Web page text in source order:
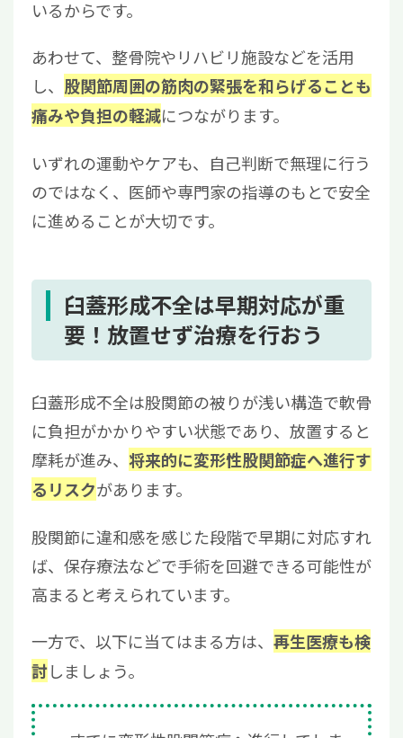
いるからです。
あわせて、整骨院やリハビリ施設などを活用
し、 股関節周囲の筋肉の緊張を和らげることも
痛みや負担の軽減につながります。
いずれの運動やケアも、自己判断で無理に行う
のではなく、医師や専門家の指導のもとで安全
に進めることが大切です。
臼蓋形成不全は早期対応が重
要！放置せず治療を行おう
臼蓋形成不全は股関節の被りが浅い構造で軟骨
に負担がかかりやすい状態であり、放置すると
摩耗が進み、 将来的に変形性股関節症へ進行す
るリスクがあります。
股関節に違和感を感じた段階で早期に対応すれ
ば、保存療法などで手術を回避できる可能性が
高まると考えられています。
一方で、以下に当てはまる方は、 再生医療も検
討しましょう。